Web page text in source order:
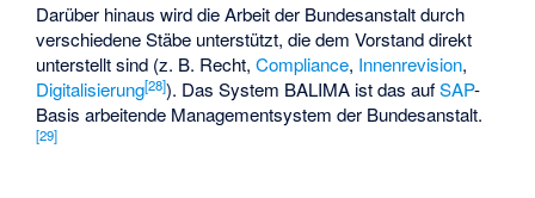
Darüber hinaus wird die Arbeit der Bundesanstalt durch
verschiedene Stäbe unterstützt, die dem Vorstand direkt
unterstellt sind (z. B. Recht,Compliance, Innenrevision,
Digitalisierung[28]). Das System BALIMA ist das aufSAP-
Basis arbeitende Managementsystem der Bundesanstalt.
[29]